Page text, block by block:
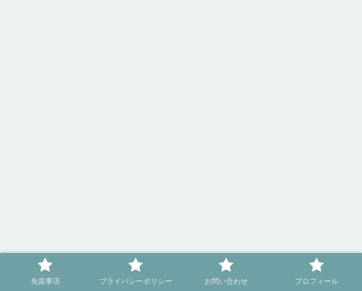
免責事項 プライバシーポリシー お問い合わせ プロフィール